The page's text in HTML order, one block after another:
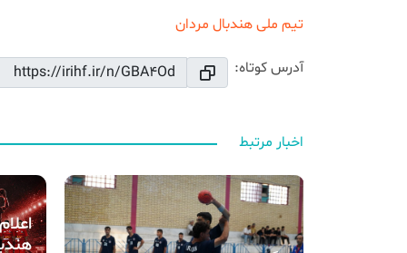
تیم ملی هندبال مردان
آدرس کوتاه:
اخبار مرتبط